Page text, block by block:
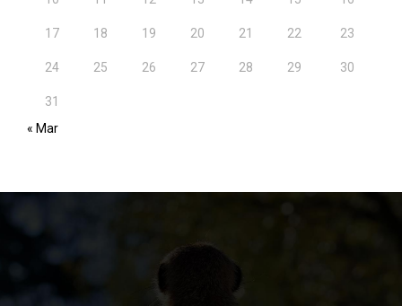
17 18 19 20 21 22 23
24 25 26 27 28 29 30
31
« Mar